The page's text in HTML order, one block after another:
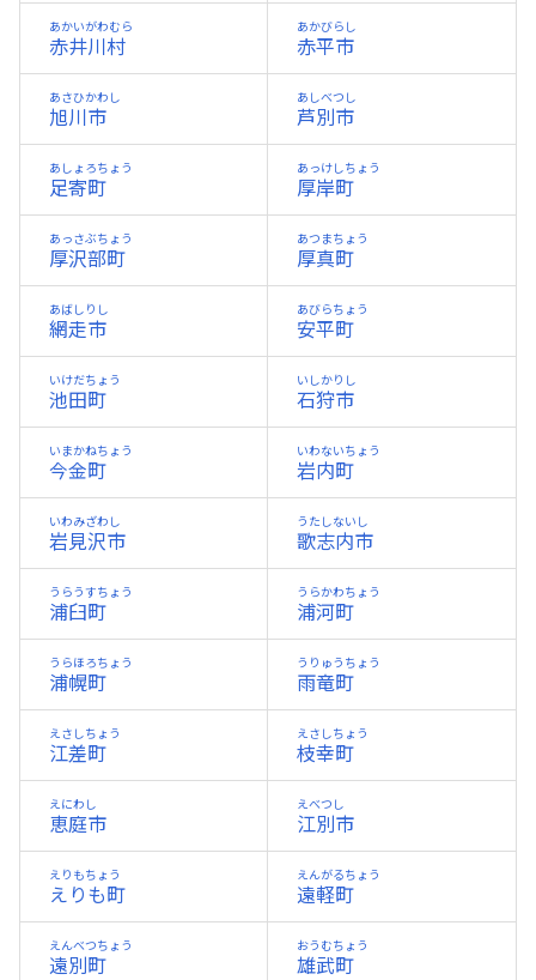
赤井川村
あかいがわむら
赤平市
あかびらし
旭川市
あさひかわし
芦別市
あしべつし
足寄町
あしょろちょう
厚岸町
あっけしちょう
厚沢部町
あっさぶちょう
厚真町
あつまちょう
網走市
あばしりし
安平町
あびらちょう
池田町
いけだちょう
石狩市
いしかりし
今金町
いまかねちょう
岩内町
いわないちょう
岩見沢市
いわみざわし
歌志内市
うたしないし
浦臼町
うらうすちょう
浦河町
うらかわちょう
浦幌町
うらほろちょう
雨竜町
うりゅうちょう
江差町
えさしちょう
枝幸町
えさしちょう
恵庭市
えにわし
江別市
えべつし
えりも町
えりもちょう
遠軽町
えんがるちょう
遠別町
えんべつちょう
雄武町
おうむちょう